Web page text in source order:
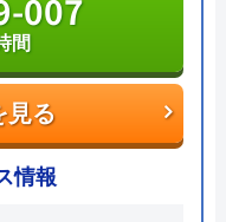
見る
間
見る
007
間
情報